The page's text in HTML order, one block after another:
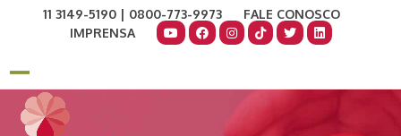
11 3149-5190 | 0800-773-9973
FALE CONOSCO
IMPRENSA
Open
mobile
Close
mobile